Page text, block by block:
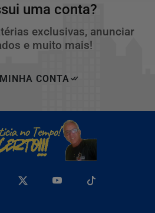
uma conta?
exclusivas, anunciar
e muito mais!
CONTA